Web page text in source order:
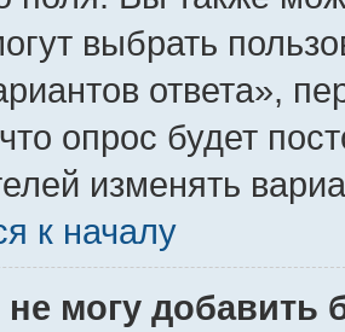
выбрать
ответа»,
опрос будет
изменять
к началу
могу добавить